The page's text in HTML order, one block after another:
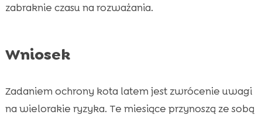
zabraknie czasu na rozważania.
Wniosek
Zadaniem ochrony kota latem jest zwrócenie uwagi
na wielorakie ryzyka. Te miesiące przynoszą ze sobą